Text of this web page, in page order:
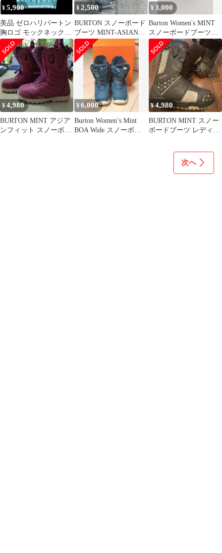
¥5,900
美品 ゼロハリバートン
胸ロゴ モックネック半
袖サマーニット ミント
カラー
¥2,500
BURTON スノーボード
ブーツ MINT-ASIAN
FIT 23.5cm
¥3,000
Burton Women's MINT
スノーボードブーツ
24.5cm
¥4,980
BURTON MINT アジア
ンフィット スノーボー
¥6,000
Burton Women’s Mint
BOA Wide スノーボー
¥4,980
BURTON MINT スノー
ボードブーツ レディー
次へ